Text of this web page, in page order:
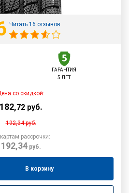
Читать 16 отзывов
ГАРАНТИЯ
5 ЛЕТ
со скидкой:
182,72 руб.
192,34руб.
рассрочки:
192,34руб.
В корзину